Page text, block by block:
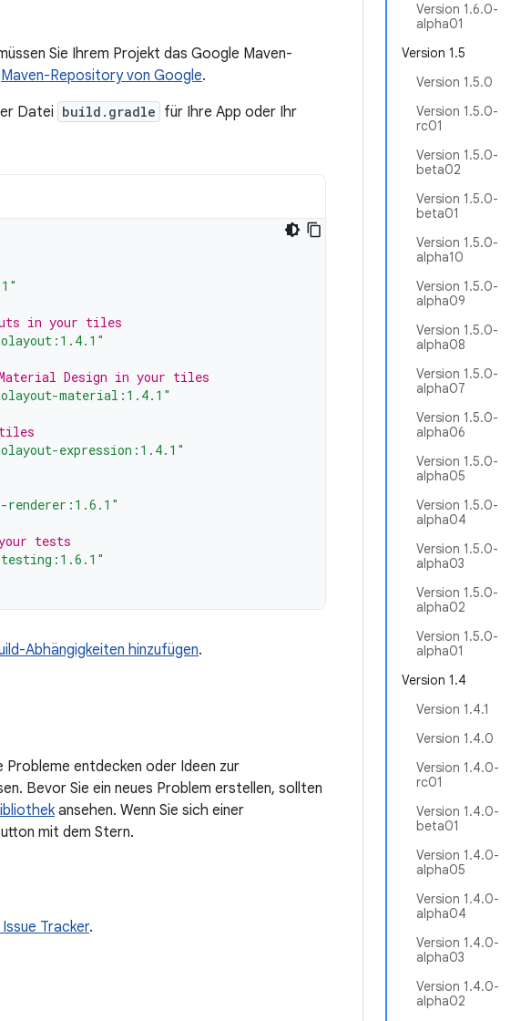
Version 1.6.0-
alpha01
Version 1.5
Version 1.5.0
Version 1.5.0-
rc01
Version 1.5.0-
beta02
Version 1.5.0-
beta01
Version 1.5.0-
alpha10
Version 1.5.0-
alpha09
Version 1.5.0-
alpha08
Version 1.5.0-
alpha07
Version 1.5.0-
alpha06
Version 1.5.0-
alpha05
Version 1.5.0-
alpha04
Version 1.5.0-
alpha03
Version 1.5.0-
alpha02
Version 1.5.0-
alpha01
Version 1.4
Version 1.4.1
Version 1.4.0
Version 1.4.0-
rc01
Version 1.4.0-
beta01
Version 1.4.0-
alpha05
Version 1.4.0-
alpha04
Version 1.4.0-
alpha03
Version 1.4.0-
alpha02
Sie Ihrem Projekt das Google Maven-
Maven-Repository von Google.
Datei build.gradle für Ihre App oder Ihr
in your tiles
Design in your tiles
material:1.4.1"
tiles
expression:1.4.1"
tests
Abhängigkeiten hinzufügen.
Probleme entdecken oder Ideen zur
Bevor Sie ein neues Problem erstellen, sollten
ansehen. Wenn Sie sich einer
mit dem Stern.
Tracker.